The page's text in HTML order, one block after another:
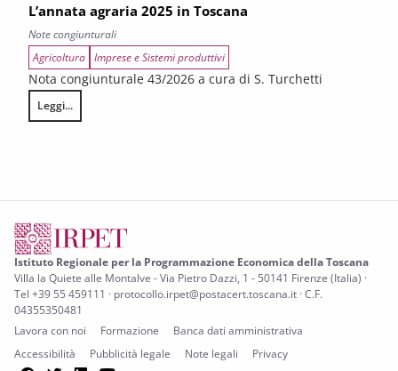
L’annata agraria 2025 in Toscana
Note congiunturali
Agricoltura Imprese e Sistemi produttivi
Nota congiunturale 43/2026 a cura di S. Turchetti
Leggi...
L’annata agraria 2025 in Toscana
Istituto Regionale per la Programmazione Economica della Toscana
Villa la Quiete alle Montalve - Via Pietro Dazzi, 1 - 50141 Firenze (Italia) ·
Tel +39 55 459111 · protocollo.irpet@postacert.toscana.it · C.F.
04355350481
Lavora con noi
Formazione
Banca dati amministrativa
Accessibilità
Pubblicità legale Note legali Privacy